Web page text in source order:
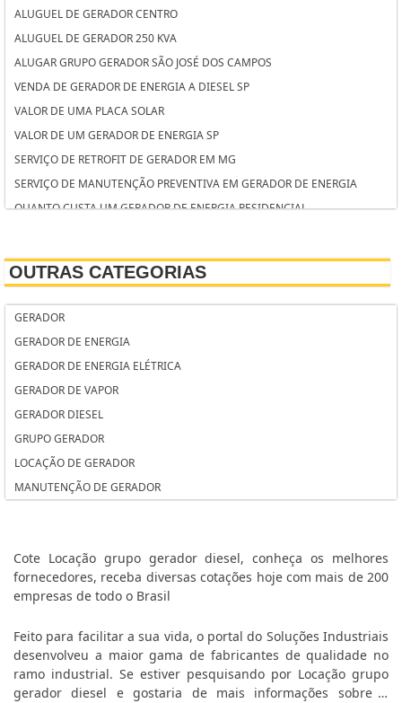
ALUGUEL DE GERADOR CENTRO
ALUGUEL DE GERADOR 250 KVA
ALUGAR GRUPO GERADOR SÃO JOSÉ DOS CAMPOS
VENDA DE GERADOR DE ENERGIA A DIESEL SP
VALOR DE UMA PLACA SOLAR
VALOR DE UM GERADOR DE ENERGIA SP
SERVIÇO DE RETROFIT DE GERADOR EM MG
SERVIÇO DE MANUTENÇÃO PREVENTIVA EM GERADOR DE ENERGIA
QUANTO CUSTA UM GERADOR DE ENERGIA RESIDENCIAL
PREÇO GERADOR ENERGIA
PREÇO DE GERADOR PARA PRÉDIO RESIDENCIAL
PREÇO DE GERADOR DE ENERGIA RESIDENCIAL
PREÇO DA INSTALAÇÃO DO SISTEMA FOTOVOLTAICO
PREÇO ALUGUEL GERADOR CASAMENTO
MANUTENÇÃO CORRETIVA EM GERADOR DE ENERGIA EM SP
LOJA DE GERADORES DE ENERGIA
LOCADORA DE GERADORES DE ENERGIA
LOCADORA DE GERADORES DE ENERGIA GUARULHOS
LOCAÇÃO GERADOR SP
OUTRAS CATEGORIAS
GERADOR
GERADOR DE ENERGIA
GERADOR DE ENERGIA ELÉTRICA
GERADOR DE VAPOR
GERADOR DIESEL
GRUPO GERADOR
LOCAÇÃO DE GERADOR
MANUTENÇÃO DE GERADOR
Cote Locação grupo gerador diesel, conheça os melhores
fornecedores, receba diversas cotações hoje com mais de 200
empresas de todo o Brasil
Feito para facilitar a sua vida, o portal do Soluções Industriais
desenvolveu a maior gama de fabricantes de qualidade no
ramo industrial. Se estiver pesquisando por Locação grupo
gerador diesel e gostaria de mais informações sobre a